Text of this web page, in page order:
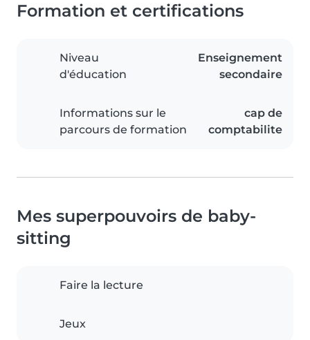
Formation et certifications
Niveau
d'éducation
Enseignement
secondaire
Informations sur le
parcours de formation
cap de
comptabilite
Mes superpouvoirs de baby-
sitting
Faire la lecture
Jeux